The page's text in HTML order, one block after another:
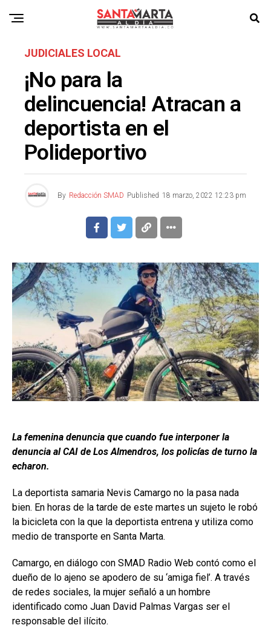
JUDICIALES LOCAL
¡No para la
delincuencia! Atracan a
deportista en el
Polideportivo
By Redacción SMAD Published 18 marzo, 2022 12:23 pm
La femenina denuncia que cuando fue interponer la
denuncia al CAI de Los Almendros, los policías de turno la
echaron.
La deportista samaria Nevis Camargo no la pasa nada
bien. En horas de la tarde de este martes un sujeto le robó
la bicicleta con la que la deportista entrena y utiliza como
medio de transporte en Santa Marta.
Camargo, en diálogo con SMAD Radio Web contó como el
dueño de lo ajeno se apodero de su ‘amiga fiel’. A través
de redes sociales, la mujer señaló a un hombre
identificado como Juan David Palmas Vargas ser el
responsable del ilícito.